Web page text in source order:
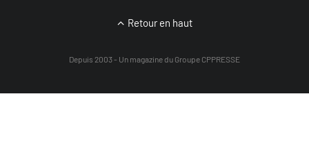
Retour en haut
Depuis 2003 - Un magazine du Groupe CPPRESSE